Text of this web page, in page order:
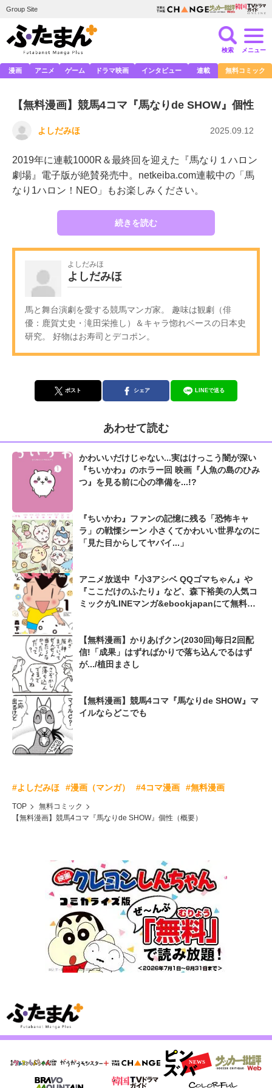
Group Site
検索 メニュー
漫画 アニメ ゲーム ドラマ映画 インタビュー 連載 無料コミック
【無料漫画】競馬4コマ『馬なりde SHOW』個性
よしだみほ 2025.09.12
2019年に連載1000R＆最終回を迎えた『馬なり１ハロン
劇場』電子版が絶賛発売中。netkeiba.com連載中の「馬
なり1ハロン！NEO」もお楽しみください。
続きを読む
よしだみほ
よしだみほ
馬と舞台演劇を愛する競馬マンガ家。 趣味は観劇（俳
優：鹿賀丈史・滝田栄推し）＆キャラ惚れベースの日本史
研究。 好物はお寿司とデコポン。
ポスト シェア LINEで送る
あわせて読む
かわいいだけじゃない...実はけっこう闇が深い
『ちいかわ』のホラー回 映画『人魚の島のひみ
つ』を見る前に心の準備を...!?
『ちいかわ』ファンの記憶に残る「恐怖キャ
ラ」の戦慄シーン 小さくてかわいい世界なのに
「見た目からしてヤバイ...」
アニメ放送中『小3アシベ QQゴマちゃん』や
『ここだけのふたり』など、森下裕美の人気コ
ミックがLINEマンガ&ebookjapanにて無料公
【無料漫画】かりあげクン(2030回)毎日2回配
信!「成果」はずればかりで落ち込んでるはず
が.../植田まさし
【無料漫画】競馬4コマ『馬なりde SHOW』マ
イルならどこでも
#よしだみほ #漫画（マンガ） #4コマ漫画 #無料漫画
TOP
無料コミック
【無料漫画】競馬4コマ『馬なりde SHOW』個性（概要）